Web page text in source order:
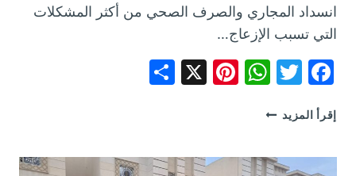
انسداد المجاري والصرف الصحي من أكثر المشكلات
التي تسبب الإزعاج…
Facebook
Twitter
WhatsApp
Pinterest
X
إقرأ المزيد شركة
براس